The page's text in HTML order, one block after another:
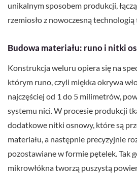
unikalnym sposobem produkcji,
rzemiosło z nowoczesną
Budowa materiału: runo i nitki
Konstrukcja weluru opiera się na
którym runo, czyli miękka okrywa
najczęściej od 1 do 5 milimetrów,
systemu nici. W procesie produkcji
dodatkowe nitki osnowy, które są
materiału, a następnie precyzyjnie
pozostawiane w formie pętelek. Tak
mikrowłókna tworzą puszystą